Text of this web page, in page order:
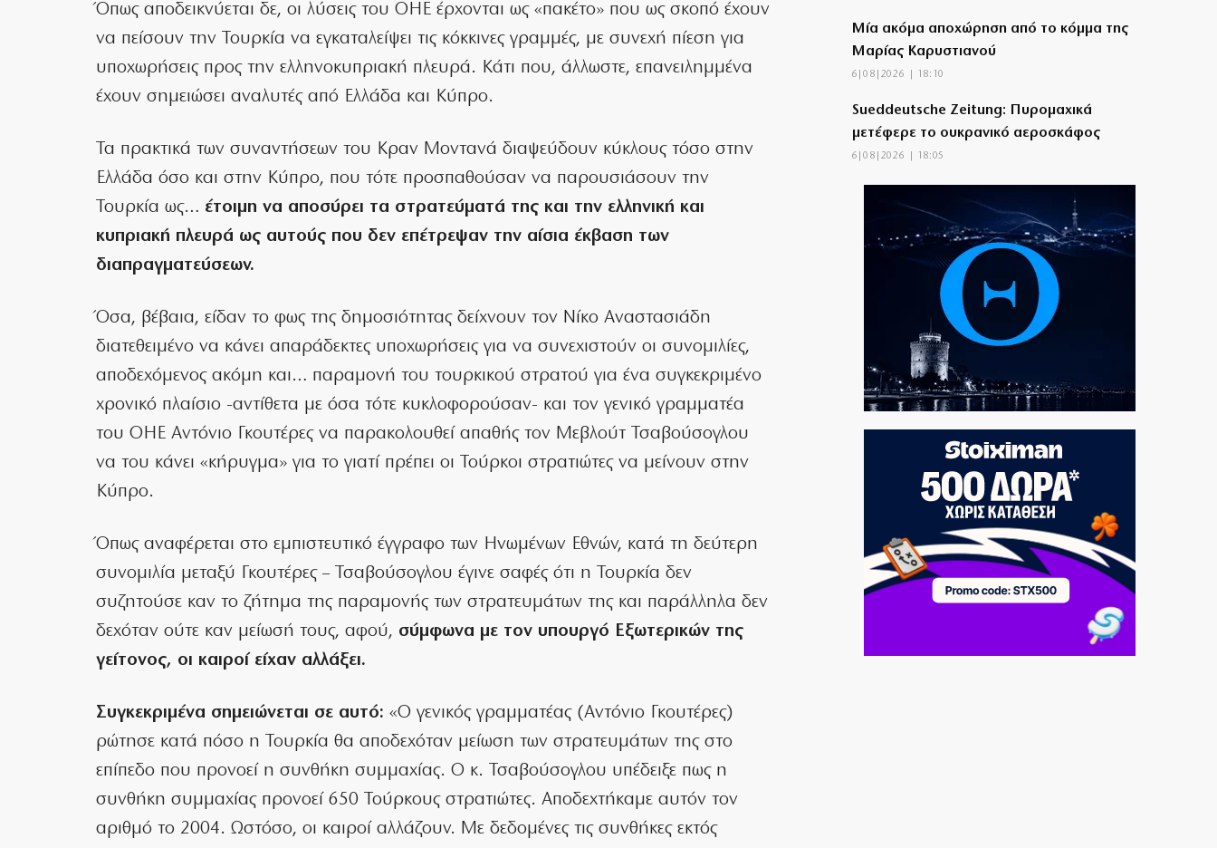
Όπως αποδεικνύεται δε, οι λύσεις του ΟΗΕ έρχονται ως «πακέτο» που ως σκοπό έχουν
να πείσουν την Τουρκία να εγκαταλείψει τις κόκκινες γραμμές, με συνεχή πίεση για
υποχωρήσεις προς την ελληνοκυπριακή πλευρά. Κάτι που, άλλωστε, επανειλημμένα
έχουν σημειώσει αναλυτές από Ελλάδα και Κύπρο.
Τα πρακτικά των συναντήσεων του Κραν Μοντανά διαψεύδουν κύκλους τόσο στην
Ελλάδα όσο και στην Κύπρο, που τότε προσπαθούσαν να παρουσιάσουν την
Τουρκία ως… έτοιμη να αποσύρει τα στρατεύματά της και την ελληνική και
κυπριακή πλευρά ως αυτούς που δεν επέτρεψαν την αίσια έκβαση των
διαπραγματεύσεων.
Όσα, βέβαια, είδαν το φως της δημοσιότητας δείχνουν τον Νίκο Αναστασιάδη
διατεθειμένο να κάνει απαράδεκτες υποχωρήσεις για να συνεχιστούν οι συνομιλίες,
αποδεχόμενος ακόμη και… παραμονή του τουρκικού στρατού για ένα συγκεκριμένο
χρονικό πλαίσιο -αντίθετα με όσα τότε κυκλοφορούσαν- και τον γενικό γραμματέα
του ΟΗΕ Αντόνιο Γκουτέρες να παρακολουθεί απαθής τον Μεβλούτ Τσαβούσογλου
να του κάνει «κήρυγμα» για το γιατί πρέπει οι Τούρκοι στρατιώτες να μείνουν στην
Κύπρο.
Όπως αναφέρεται στο εμπιστευτικό έγγραφο των Ηνωμένων Εθνών, κατά τη δεύτερη
συνομιλία μεταξύ Γκουτέρες – Τσαβούσογλου έγινε σαφές ότι η Τουρκία δεν
συζητούσε καν το ζήτημα της παραμονής των στρατευμάτων της και παράλληλα δεν
δεχόταν ούτε καν μείωσή τους, αφού, σύμφωνα με τον υπουργό Εξωτερικών της
γείτονος, οι καιροί είχαν αλλάξει.
Συγκεκριμένα σημειώνεται σε αυτό: «Ο γενικός γραμματέας (Αντόνιο Γκουτέρες)
ρώτησε κατά πόσο η Τουρκία θα αποδεχόταν μείωση των στρατευμάτων της στο
επίπεδο που προνοεί η συνθήκη συμμαχίας. Ο κ. Τσαβούσογλου υπέδειξε πως η
συνθήκη συμμαχίας προνοεί 650 Τούρκους στρατιώτες. Αποδεχτήκαμε αυτόν τον
αριθμό το 2004. Ωστόσο, οι καιροί αλλάζουν. Με δεδομένες τις συνθήκες εκτός
Μία ακόμα αποχώρηση από το κόμμα της
Μαρίας Καρυστιανού
6|08|2026 | 18:10
Sueddeutsche Zeitung: Πυρομαχικά
μετέφερε το ουκρανικό αεροσκάφος
6|08|2026 | 18:05
6|08|2026 | 18:00
Διεργασίες στη Λάρισα για τις κινήσεις
6|08|2026 | 17:55
Ουκρανία: Νέο πλήγμα σε διυλιστήρια στο
Μπασκορτοστάν και τη Γιαροσλάβλ
6|08|2026 | 17:50
Χανιά: Νέα στοιχεία για την 75χρονη στο
Φωτιά στην Κρήνη Φαρσάλων
Εξωδικαστικός: Ρυθμίστηκε μόλις το 5%
του χρέους
6|08|2026 | 17:30